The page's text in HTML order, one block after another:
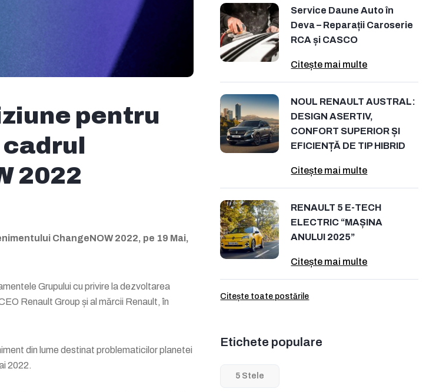
pentru
2022
ChangeNOW 2022, pe 19 Mai,
Grupului cu privire la dezvoltarea
Renault Group și al mărcii Renault, în
din lume destinat problematicilor planetei
2022.
Service Daune Auto în
Deva – Reparații Caroserie
RCA și CASCO
Citește mai multe
NOUL RENAULT AUSTRAL:
DESIGN ASERTIV,
CONFORT SUPERIOR ȘI
EFICIENȚĂ DE TIP HIBRID
Citește mai multe
RENAULT 5 E-TECH
ELECTRIC “MAȘINA
ANULUI 2025”
Citește mai multe
Citește toate postările
Etichete populare
5 Stele